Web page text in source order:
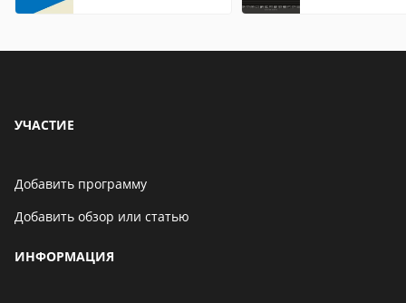
УЧАСТИЕ
Добавить программу
Добавить обзор или статью
ИНФОРМАЦИЯ